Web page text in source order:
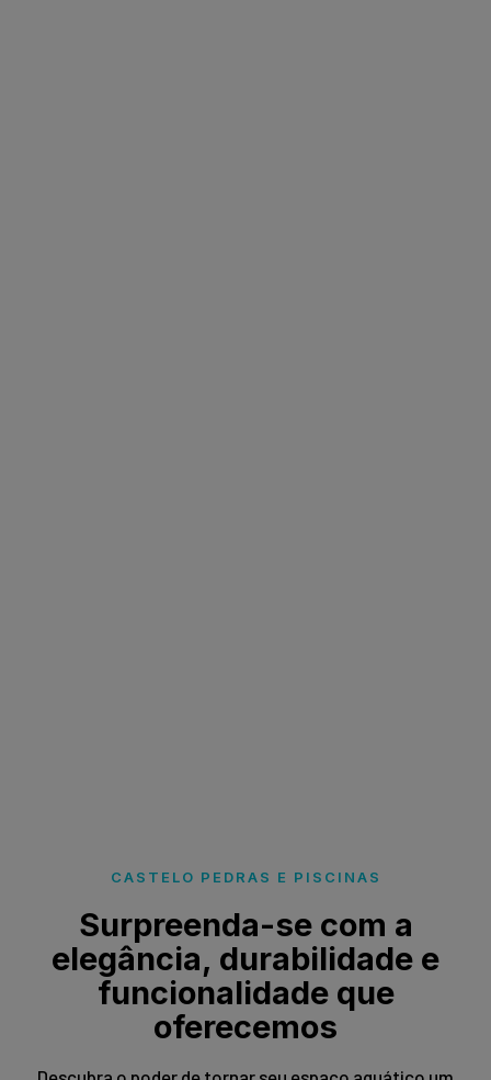
CASTELO PEDRAS E PISCINAS
Surpreenda-se com a
elegância, durabilidade e
funcionalidade que
oferecemos